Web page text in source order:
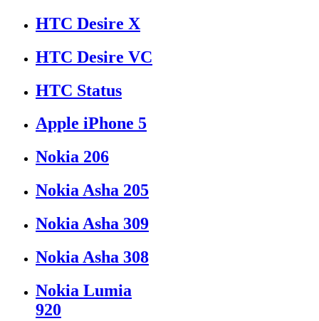
HTC Desire X
HTC Desire VC
HTC Status
Apple iPhone 5
Nokia 206
Nokia Asha 205
Nokia Asha 309
Nokia Asha 308
Nokia Lumia
920